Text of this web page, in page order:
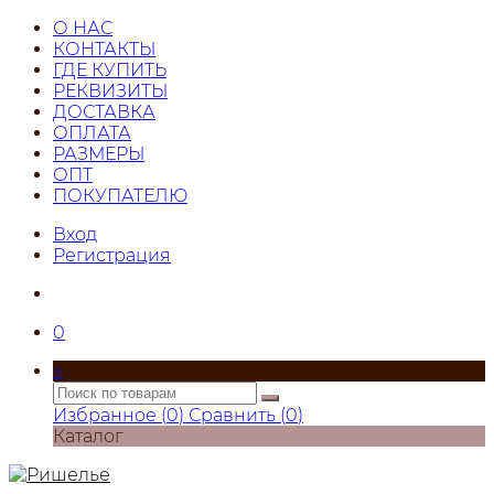
О НАС
КОНТАКТЫ
ГДЕ КУПИТЬ
РЕКВИЗИТЫ
ДОСТАВКА
ОПЛАТА
РАЗМЕРЫ
ОПТ
ПОКУПАТЕЛЮ
Вход
Регистрация
0
×
Избранное (0) Сравнить (0)
Каталог